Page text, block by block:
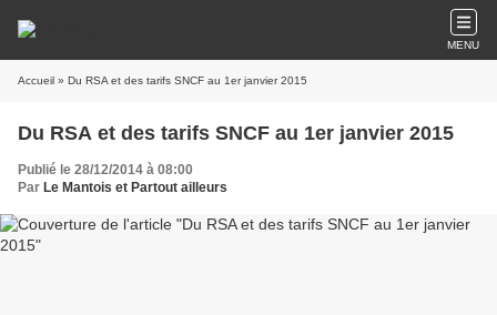
MENU
Accueil » Du RSA et des tarifs SNCF au 1er janvier 2015
Du RSA et des tarifs SNCF au 1er janvier 2015
Publié le 28/12/2014 à 08:00
Par Le Mantois et Partout ailleurs